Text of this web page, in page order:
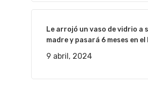
Le arrojó un vaso de vidrio a
madre y pasará 6 meses en el
9 abril, 2024